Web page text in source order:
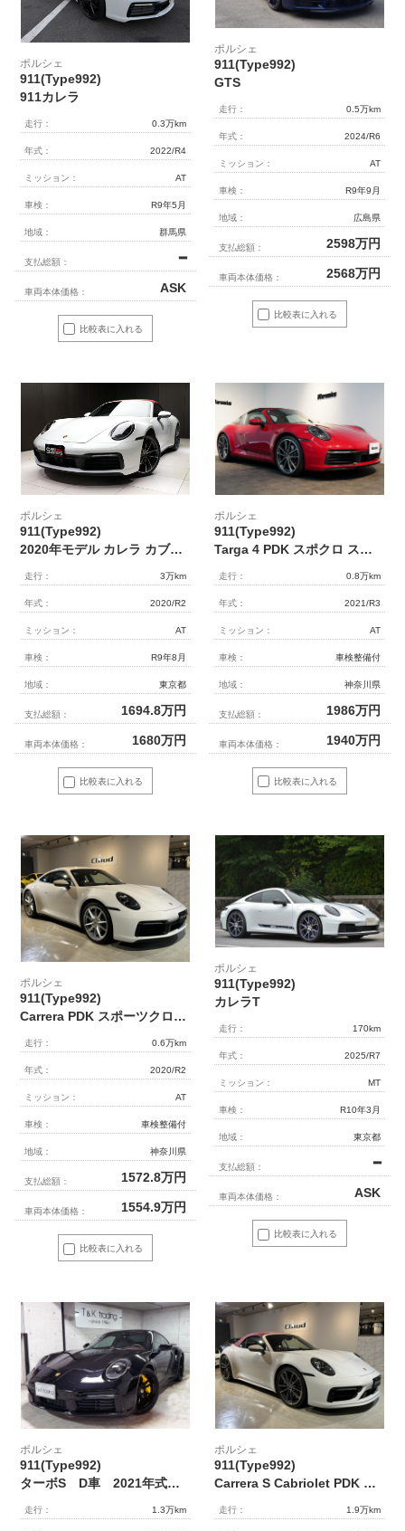
比較表に入れる
ポルシェ
911(Type992)
911カレラ
走行： 0.3万km
年式： 2022/R4
ミッション： AT
車検： R9年5月
地域： 群馬県
支払総額： ━
車両本体価格： ASK
比較表に入れる
ポルシェ
911(Type992)
GTS
走行： 0.5万km
年式： 2024/R6
ミッション： AT
車検： R9年9月
地域： 広島県
支払総額： 2598万円
車両本体価格： 2568万円
比較表に入れる
ポルシェ
911(Type992)
2020年モデル カレラ カブリオレ RHD スポーツクロノPKG スポーツエグゾースト シートヒーター&ベンチレーター ホワイト
走行： 3万km
年式： 2020/R2
ミッション： AT
車検： R9年8月
地域： 東京都
支払総額： 1694.8万円
車両本体価格： 1680万円
比較表に入れる
ポルシェ
911(Type992)
Targa 4 PDK スポクロ スポーツテールパイプ 20/21インチカレラクラシックホイール レザーインテリア 14wayシート Burmesterサウンド
走行： 0.8万km
年式： 2021/R3
ミッション： AT
車検： 車検整備付
地域： 神奈川県
支払総額： 1986万円
車両本体価格： 1940万円
比較表に入れる
ポルシェ
911(Type992)
Carrera PDK スポーツクロノPKG カレラSホイール スポーツテールパイプ
走行： 0.6万km
年式： 2020/R2
ミッション： AT
車検： 車検整備付
地域： 神奈川県
支払総額： 1572.8万円
車両本体価格： 1554.9万円
比較表に入れる
ポルシェ
911(Type992)
カレラT
走行： 170km
年式： 2025/R7
ミッション： MT
車検： R10年3月
地域： 東京都
支払総額： ━
車両本体価格： ASK
ポルシェ
911(Type992)
ターボS D車 2021年式 PASMスポーツシャーシ Sエグゾースト 禁煙車 室内保管 ガラスコーティング施工済み
走行： 1.3万km
ポルシェ
911(Type992)
Carrera S Cabriolet PDK スポーツクロノPKG スポーツエグゾースト PCCB ツートンレザーインテリア スポーツデザインPKG OP772万円
走行： 1.9万km